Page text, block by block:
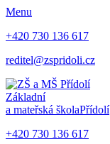
Menu
+420 730 136 617
reditel@zspridoli.cz
Základní
a mateřská školaPřídolí
+420 730 136 617